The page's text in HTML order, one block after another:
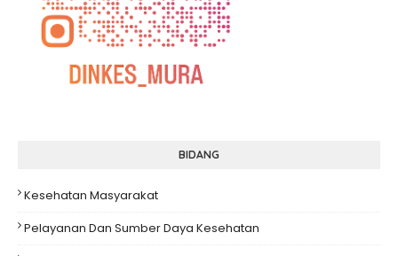
BIDANG
Kesehatan Masyarakat
Pelayanan Dan Sumber Daya Kesehatan